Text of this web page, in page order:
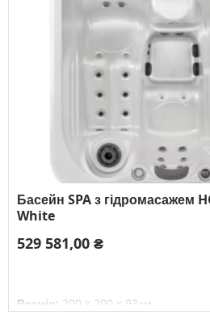
Басейн SPA з гідромасажем
White
529 581,00 ₴
Розмір: 200 x 200 x 93см